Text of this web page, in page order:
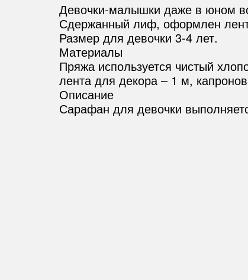
Девочки-малышки даже в юном
Сдержанный лиф, оформлен
Размер для девочки 3-4 лет.
Материалы
Пряжа используется чистый
лента для декора – 1 м,
Описание
Сарафан для девочки